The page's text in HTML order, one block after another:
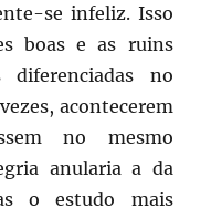
se infeliz. Isso
boas e as ruins
diferenciadas no
acontecerem
no mesmo
anularia a da
o estudo mais